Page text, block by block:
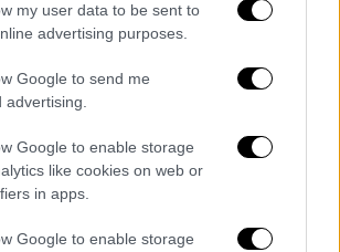
my user data to be sent to
advertising purposes.
Google to send me
Google to enable storage
like cookies on web or
in apps.
Google to enable storage